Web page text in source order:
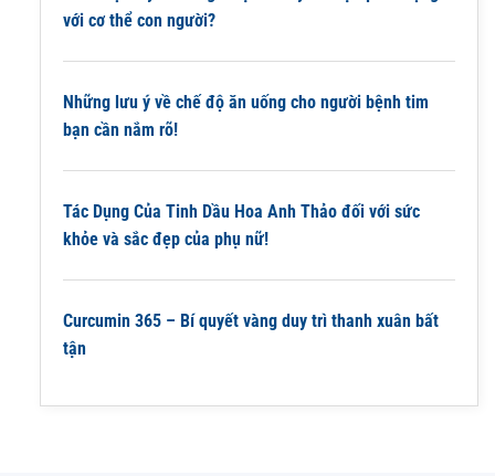
với cơ thể con người?
Những lưu ý về chế độ ăn uống cho người bệnh tim
bạn cần nắm rõ!
Tác Dụng Của Tinh Dầu Hoa Anh Thảo đối với sức
khỏe và sắc đẹp của phụ nữ!
Curcumin 365 – Bí quyết vàng duy trì thanh xuân bất
tận